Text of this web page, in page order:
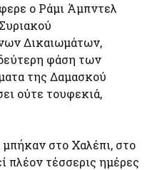
ο Ράμι Άμπντελ
Δικαιωμάτων,
φάση των
της Δαμασκού
ούτε τουφεκιά,
μπήκαν στο Χαλέπι, στο
πλέον τέσσερις ημέρες